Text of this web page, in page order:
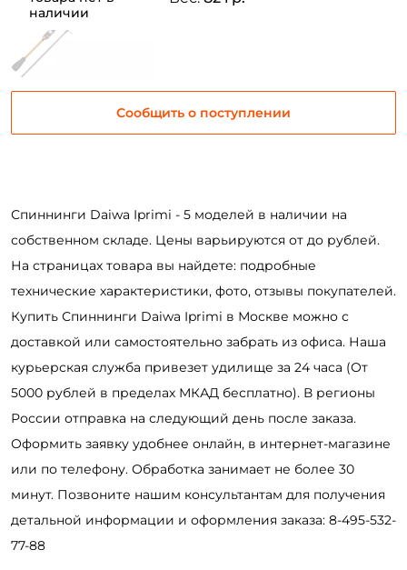
наличии
Сообщить о поступлении
Спиннинги Daiwa Iprimi - 5 моделей в наличии на
собственном складе. Цены варьируются от до рублей.
На страницах товара вы найдете: подробные
технические характеристики, фото, отзывы покупателей.
Купить Спиннинги Daiwa Iprimi в Москве можно с
доставкой или самостоятельно забрать из офиса. Наша
курьерская служба привезет удилище за 24 часа (От
5000 рублей в пределах МКАД бесплатно). В регионы
России отправка на следующий день после заказа.
Оформить заявку удобнее онлайн, в интернет-магазине
или по телефону. Обработка занимает не более 30
минут. Позвоните нашим консультантам для получения
детальной информации и оформления заказа: 8-495-532-
77-88
Придумайте пароль: *
Повторите пароль: *
У меня уже есть аккаунт